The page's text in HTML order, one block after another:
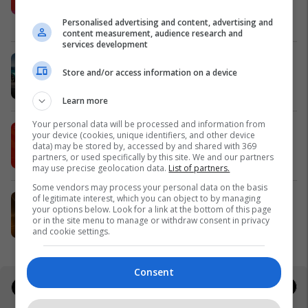
Meridian
të preferuara Peugeot
IPKO vazhdon partneritetin me
Sunny Hill Festival 2026
IPKO
EXPO DIASPORA 2026 mbahet më
3, 4 dhe 5 gusht në Prishtinë
Expo Prishtina
Jobs Real Estate
Personalised advertising and content, advertising and
content measurement, audience research and
services development
Store and/or access information on a device
Learn more
Your personal data will be processed and information from
your device (cookies, unique identifiers, and other device
data) may be stored by, accessed by and shared with 369
partners, or used specifically by this site. We and our partners
may use precise geolocation data. List of partners.
Some vendors may process your personal data on the basis
of legitimate interest, which you can object to by managing
your options below. Look for a link at the bottom of this page
or in the site menu to manage or withdraw consent in privacy
and cookie settings.
Consent